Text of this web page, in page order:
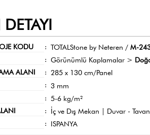
KODU : TOTALStone by Neteren / M-
: Görünümlü Kaplamalar >
ALANI
: 285 x 130 cm/Panel
: 3 mm
: 5-6 kg/m²
: İç ve Dış Mekan | Duvar -
: ISPANYA